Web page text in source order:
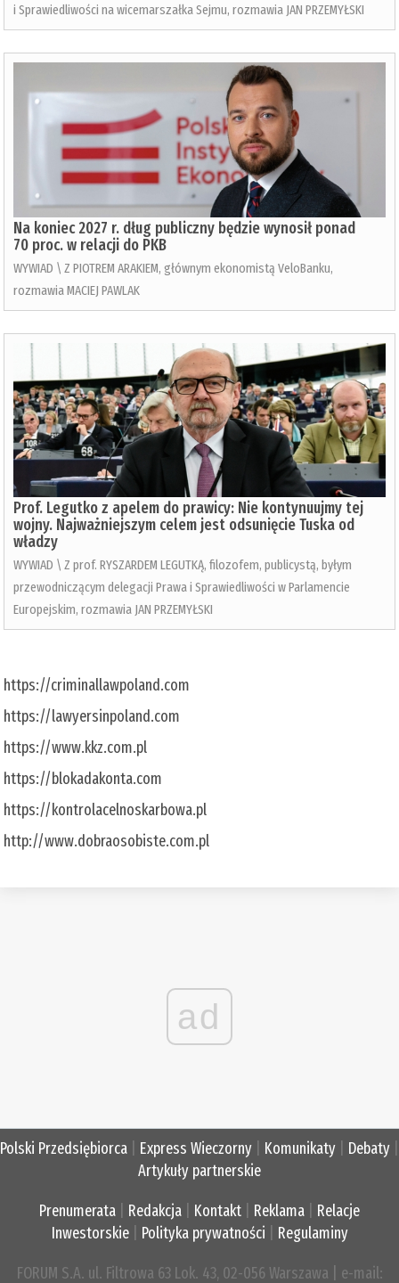
i Sprawiedliwości na wicemarszałka Sejmu, rozmawia JAN PRZEMYŁSKI
Na koniec 2027 r. dług publiczny będzie wynosił ponad
70 proc. w relacji do PKB
WYWIAD \ Z PIOTREM ARAKIEM, głównym ekonomistą VeloBanku,
rozmawia MACIEJ PAWLAK
Prof. Legutko z apelem do prawicy: Nie kontynuujmy tej
wojny. Najważniejszym celem jest odsunięcie Tuska od
władzy
WYWIAD \ Z prof. RYSZARDEM LEGUTKĄ, filozofem, publicystą, byłym
przewodniczącym delegacji Prawa i Sprawiedliwości w Parlamencie
Europejskim, rozmawia JAN PRZEMYŁSKI
https://criminallawpoland.com
https://lawyersinpoland.com
https://www.kkz.com.pl
https://blokadakonta.com
https://kontrolacelnoskarbowa.pl
http://www.dobraosobiste.com.pl
ad
Polski Przedsiębiorca Express Wieczorny Komunikaty Debaty
Artykuły partnerskie
Prenumerata Redakcja Kontakt Reklama
Relacje
Inwestorskie| Polityka prywatności Regulaminy
FORUM S.A. ul. Filtrowa 63 Lok. 43, 02-056 Warszawa | e-mail: